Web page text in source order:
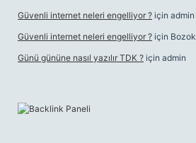
Güvenli internet neleri engelliyor ? için admin
Güvenli internet neleri engelliyor ? için Bozok
Günü gününe nasıl yazılır TDK ? için admin